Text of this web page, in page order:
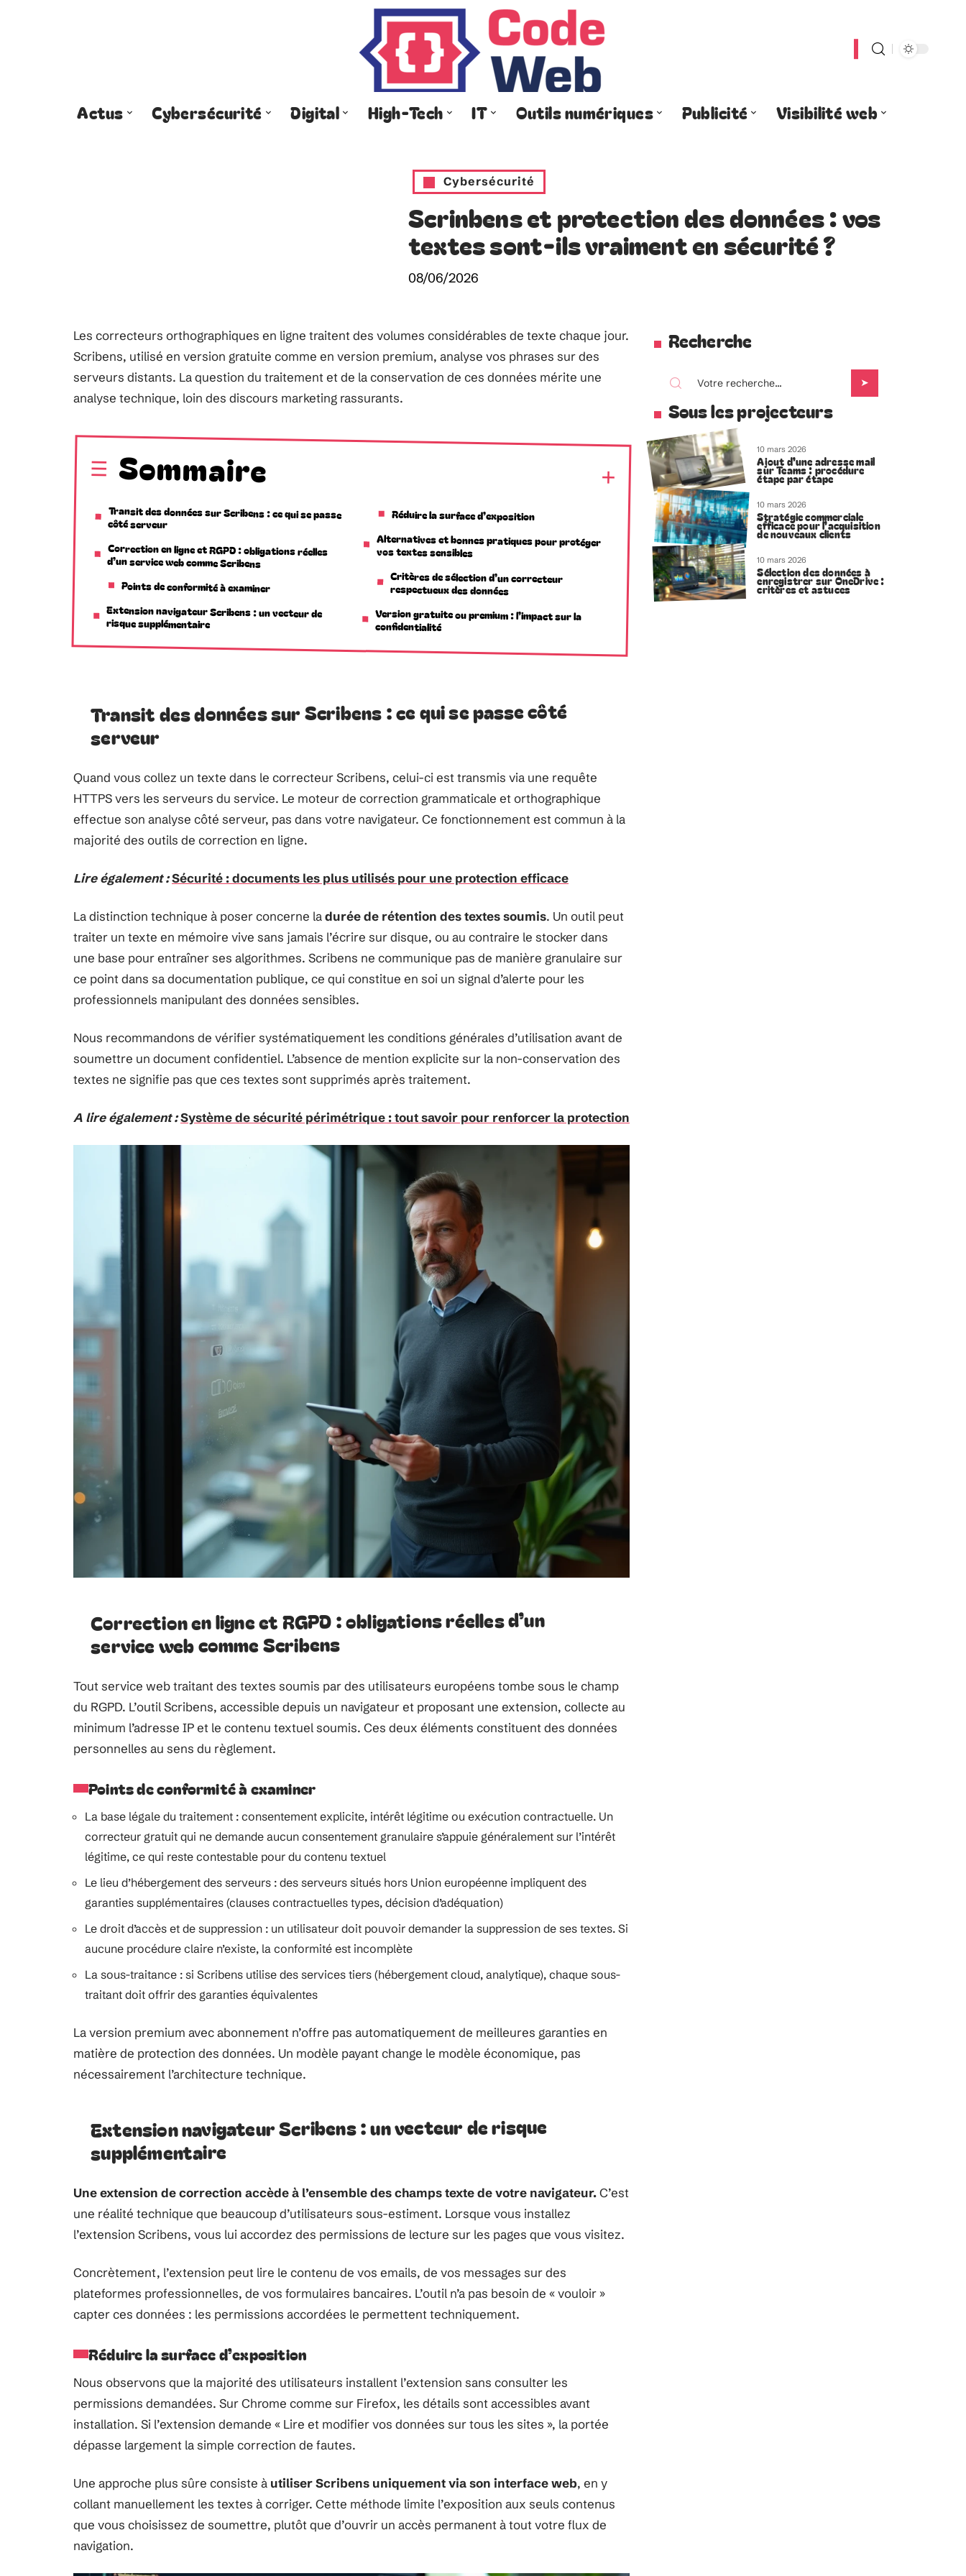
Actus Cybersécurité Digital High-Tech IT Outils numériques Publicité Visibilité web
Cybersécurité
Scrinbens et protection des données : vos
textes sont-ils vraiment en sécurité ?
08/06/2026
Les correcteurs orthographiques en ligne traitent des volumes considérables de texte chaque jour.
Scribens, utilisé en version gratuite comme en version premium, analyse vos phrases sur des
serveurs distants. La question du traitement et de la conservation de ces données mérite une
analyse technique, loin des discours marketing rassurants.
Sommaire
Transit des données sur Scribens : ce qui se passe
côté serveur
Correction en ligne et RGPD : obligations réelles
d’un service web comme Scribens
Points de conformité à examiner
Extension navigateur Scribens : un vecteur de
risque supplémentaire
Réduire la surface d’exposition
Alternatives et bonnes pratiques pour protéger
vos textes sensibles
Critères de sélection d’un correcteur
respectueux des données
Version gratuite ou premium : l’impact sur la
confidentialité
Transit des données sur Scribens : ce qui se passe côté
serveur
Quand vous collez un texte dans le correcteur Scribens, celui-ci est transmis via une requête
HTTPS vers les serveurs du service. Le moteur de correction grammaticale et orthographique
effectue son analyse côté serveur, pas dans votre navigateur. Ce fonctionnement est commun à la
majorité des outils de correction en ligne.
Lire également :Sécurité : documents les plus utilisés pour une protection efficace
La distinction technique à poser concerne ladurée de rétention des textes soumis. Un outil peut
traiter un texte en mémoire vive sans jamais l’écrire sur disque, ou au contraire le stocker dans
une base pour entraîner ses algorithmes. Scribens ne communique pas de manière granulaire sur
ce point dans sa documentation publique, ce qui constitue en soi un signal d’alerte pour les
professionnels manipulant des données sensibles.
Nous recommandons de vérifier systématiquement les conditions générales d’utilisation avant de
soumettre un document confidentiel. L’absence de mention explicite sur la non-conservation des
textes ne signifie pas que ces textes sont supprimés après traitement.
A lire également :Système de sécurité périmétrique : tout savoir pour renforcer la protection
Correction en ligne et RGPD : obligations réelles d’un
service web comme Scribens
Tout service web traitant des textes soumis par des utilisateurs européens tombe sous le champ
du RGPD. L’outil Scribens, accessible depuis un navigateur et proposant une extension, collecte au
minimum l’adresse IP et le contenu textuel soumis. Ces deux éléments constituent des données
personnelles au sens du règlement.
Points de conformité à examiner
La base légale du traitement : consentement explicite, intérêt légitime ou exécution contractuelle. Un
correcteur gratuit qui ne demande aucun consentement granulaire s’appuie généralement sur l’intérêt
légitime, ce qui reste contestable pour du contenu textuel
Le lieu d’hébergement des serveurs : des serveurs situés hors Union européenne impliquent des
garanties supplémentaires (clauses contractuelles types, décision d’adéquation)
Le droit d’accès et de suppression : un utilisateur doit pouvoir demander la suppression de ses textes. Si
aucune procédure claire n’existe, la conformité est incomplète
La sous-traitance : si Scribens utilise des services tiers (hébergement cloud, analytique), chaque sous-
traitant doit offrir des garanties équivalentes
La version premium avec abonnement n’offre pas automatiquement de meilleures garanties en
matière de protection des données. Un modèle payant change le modèle économique, pas
nécessairement l’architecture technique.
Extension navigateur Scribens : un vecteur de risque
supplémentaire
Une extension de correction accède à l’ensemble des champs texte de votre navigateur.C’est
une réalité technique que beaucoup d’utilisateurs sous-estiment. Lorsque vous installez
l’extension Scribens, vous lui accordez des permissions de lecture sur les pages que vous visitez.
Concrètement, l’extension peut lire le contenu de vos emails, de vos messages sur des
plateformes professionnelles, de vos formulaires bancaires. L’outil n’a pas besoin de « vouloir »
capter ces données : les permissions accordées le permettent techniquement.
Réduire la surface d’exposition
Nous observons que la majorité des utilisateurs installent l’extension sans consulter les
permissions demandées. Sur Chrome comme sur Firefox, les détails sont accessibles avant
installation. Si l’extension demande « Lire et modifier vos données sur tous les sites », la portée
dépasse largement la simple correction de fautes.
Une approche plus sûre consiste à utiliser Scribens uniquement via son interface web, en y
collant manuellement les textes à corriger. Cette méthode limite l’exposition aux seuls contenus
que vous choisissez de soumettre, plutôt que d’ouvrir un accès permanent à tout votre flux de
navigation.
Recherche
Sous les projecteurs
10 mars 2026
Ajout d’une adresse mail
sur Teams : procédure
étape par étape
10 mars 2026
Stratégie commerciale
efficace pour l’acquisition
de nouveaux clients
10 mars 2026
Sélection des données à
enregistrer sur OneDrive :
critères et astuces